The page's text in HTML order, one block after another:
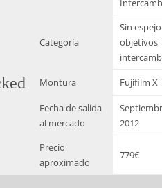
Categoría
Sin
objetivos
Montura Fujifilm X
Fecha de salida
al mercado
2012
Precio
aproximado
779€